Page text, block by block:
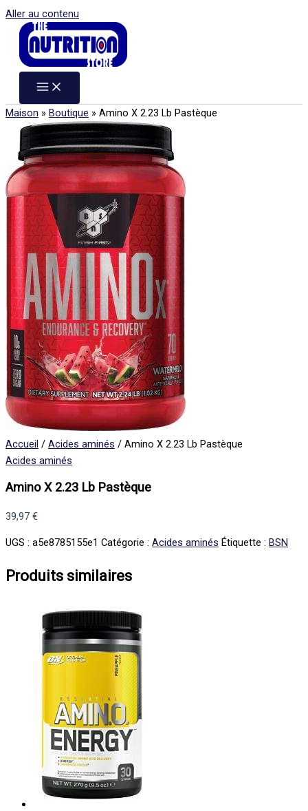
Aller au contenu
Maison » Boutique » Amino X 2.23 Lb Pastèque
Accueil / Acides aminés / Amino X 2.23 Lb Pastèque
Acides aminés
Amino X 2.23 Lb Pastèque
39,97 €
UGS : a5e8785155e1 Catégorie : Acides aminés Étiquette : BSN
Produits similaires